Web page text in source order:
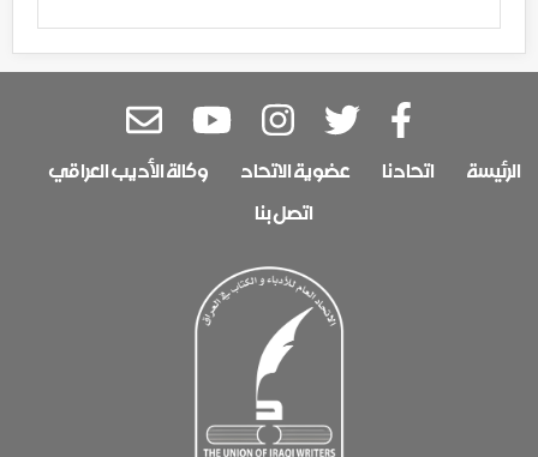
الرئيسة اتحادنا عضوية الاتحاد
وكالة الأديب العراقي
اتصل بنا